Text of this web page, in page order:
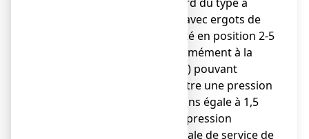
étrier avec ergots de
sécurité en position 2-5
conformément à la
norme) pouvant
admettre une pression
au moins égale à 1,5
fois la pression
maximale de service de